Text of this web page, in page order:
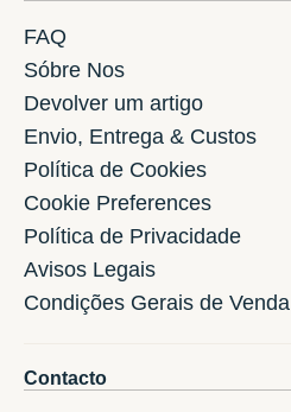
FAQ
Sóbre Nos
Devolver um artigo
Envio, Entrega & Custos
Política de Cookies
Cookie Preferences
Política de Privacidade
Avisos Legais
Condições Gerais de Venda
Contacto